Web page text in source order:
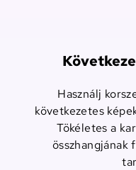
Használj
következetes
Tökéletes a
összhangjának